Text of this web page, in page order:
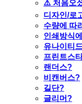
⚠️ 처음오
디자인/로
수량에 따
인쇄방식
유나이티
프린트스
랜더스?
비캔버스?
길단?
글리머?